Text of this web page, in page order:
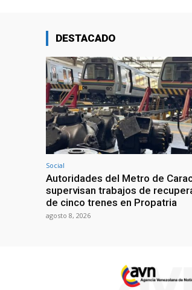
DESTACADO
Social
Autoridades del Metro de
supervisan trabajos de
de cinco trenes en Propatria
agosto 8, 2026